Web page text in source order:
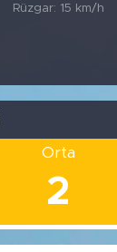
Rüzgar: 15 km/h
Orta
2